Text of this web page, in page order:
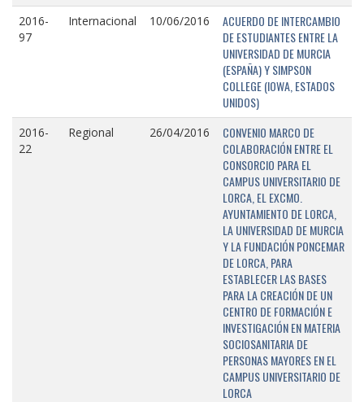
2016-
97
Internacional 10/06/2016
ACUERDO DE INTERCAMBIO
DE ESTUDIANTES ENTRE LA
UNIVERSIDAD DE MURCIA
(ESPAÑA) Y SIMPSON
COLLEGE (IOWA, ESTADOS
UNIDOS)
2016-
22
Regional 26/04/2016
CONVENIO MARCO DE
COLABORACIÓN ENTRE EL
CONSORCIO PARA EL
CAMPUS UNIVERSITARIO DE
LORCA, EL EXCMO.
AYUNTAMIENTO DE LORCA,
LA UNIVERSIDAD DE MURCIA
Y LA FUNDACIÓN PONCEMAR
DE LORCA, PARA
ESTABLECER LAS BASES
PARA LA CREACIÓN DE UN
CENTRO DE FORMACIÓN E
INVESTIGACIÓN EN MATERIA
SOCIOSANITARIA DE
PERSONAS MAYORES EN EL
CAMPUS UNIVERSITARIO DE
LORCA